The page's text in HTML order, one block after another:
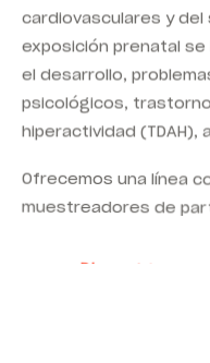
cardiovasculares y
exposición prenatal
el desarrollo,
psicológicos,
hiperactividad (TDAH),
Ofrecemos una línea
muestreadores de